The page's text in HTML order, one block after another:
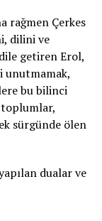
rağmen Çerkes
dilini ve
getiren Erol,
unutmamak,
bu bilinci
toplumlar,
sürgünde ölen
dualar ve